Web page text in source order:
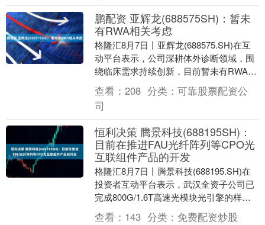
鹏配资 亚辉龙(688575SH)：暂未
有RWA相关考虑
格隆汇8月7日丨亚辉龙(688575.SH)在互
动平台表示，公司深耕体外诊断领域，围
绕临床需求持续创新，目前暂未有RWA相
关考虑。 【免责声明】本文仅代表作者
本....
查看： 208 分类： 可靠股票配资公
司
恒利决策 腾景科技(688195SH)：
目前在推进FAU光纤阵列等CPO光
互联组件产品的开发
格隆汇8月7日丨腾景科技(688195.SH)在
投资者互动平台表示，武汉全资子公司已
完成800G/1.6T高速光模块光引擎的样品
生产。同时，其他品类高速光通信组....
查看： 143 分类： 免费配资炒股